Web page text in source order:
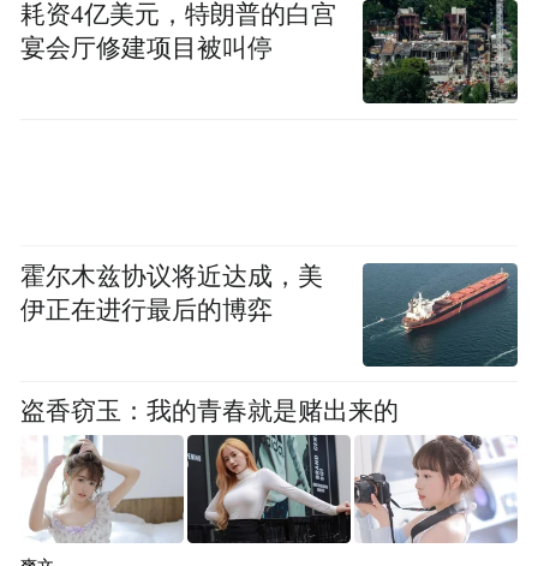
耗资4亿美元，特朗普的白宫
宴会厅修建项目被叫停
霍尔木兹协议将近达成，美
伊正在进行最后的博弈
盗香窃玉：我的青春就是赌出来的